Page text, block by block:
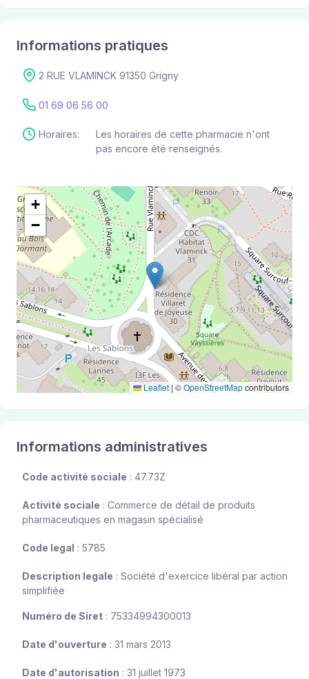
Informations pratiques
2 RUE VLAMINCK 91350 Grigny
01 69 06 56 00
Horaires:
Les horaires de cette pharmacie n'ont
pas encore été renseignés.
+
−
Leaflet | ©OpenStreetMapcontributors
Informations administratives
Code activité sociale : 47.73Z
Activité sociale : Commerce de détail de produits
pharmaceutiques en magasin spécialisé
Code legal : 5785
Description legale : Société d'exercice libéral par action
simplifiée
Numéro de Siret : 75334994300013
Date d'ouverture : 31 mars 2013
Date d'autorisation : 31 juillet 1973